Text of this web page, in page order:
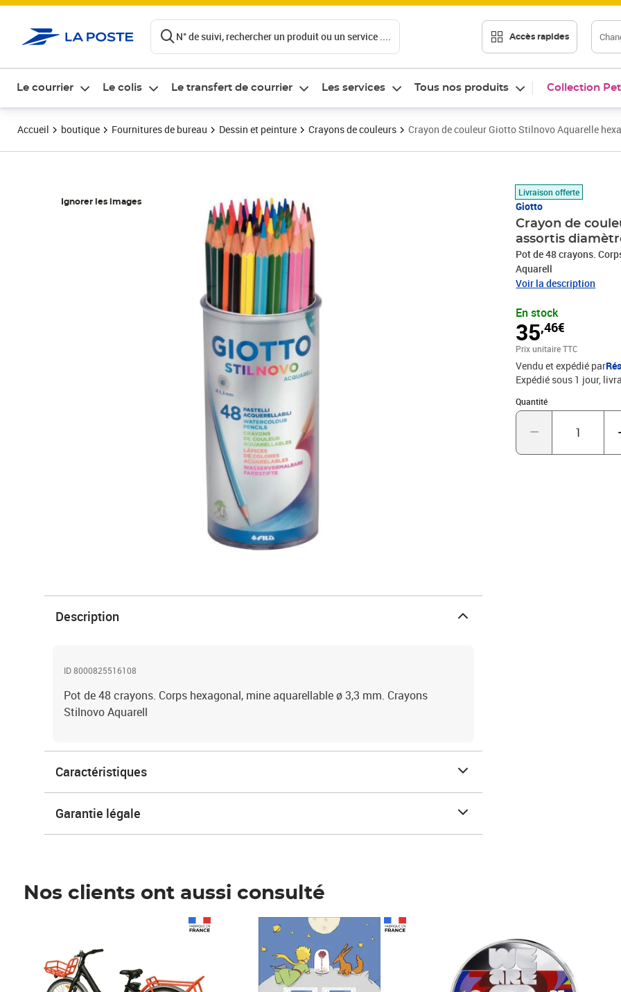
N° de suivi, rechercher un produit ou un service .... Accès rapides
Le courrier Le colis Le transfert de courrier Les services Tous nos produits Collection
Accueil boutique Fournitures de bureau Dessin et peinture Crayons de couleurs Crayon de couleur Giotto Stilnovo Aquarelle
Ignorer les images
Livraison offerte
Giotto
Crayon de
assortis
Pot de 48 crayons.
Aquarell
Voir la description
En stock
35,46€
Prix 35,46€
Prix unitaire TTC
Vendu et expédié par
Expédié sous 1 jour
Quantité
Quantité : 1
Description
ID 8000825516108
Pot de 48 crayons. Corps hexagonal, mine aquarellable ø 3,3 mm. Crayons
Stilnovo Aquarell
Caractéristiques
Garantie légale
Nos clients ont aussi consulté
Prix 7,50€